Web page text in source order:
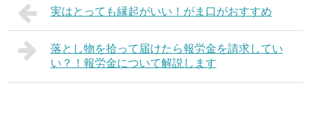
実はとっても縁起がいい！がま口がおすすめ
落とし物を拾って届けたら報労金を請求してい
い？！報労金について解説します